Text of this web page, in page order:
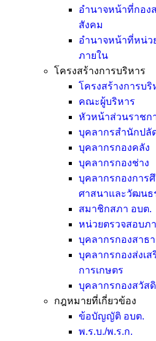
อำนาจหน้าที่กอง
สังคม
อำนาจหน้าที่หน่ว
ภายใน
โครงสร้างการบริหาร
โครงสร้างการบริ
คณะผู้บริหาร
หัวหน้าส่วนราชก
บุคลากรสำนักปลั
บุคลากรกองคลัง
บุคลากรกองช่าง
บุคลากรกองการ
ศาสนาและวัฒนธ
สมาชิกสภา อบต.
หน่วยตรวจสอบภ
บุคลากรกองสาธ
บุคลากรกองส่งเส
การเกษตร
บุคลากรกองสวัส
กฎหมายที่เกี่ยวข้อง
ข้อบัญญัติ อบต.
พ.ร.บ./พ.ร.ก.